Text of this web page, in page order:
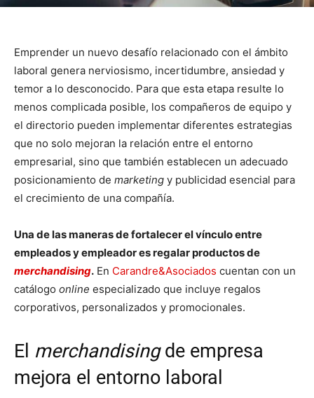
Emprender un nuevo desafío relacionado con el ámbito
laboral genera nerviosismo, incertidumbre, ansiedad y
temor a lo desconocido. Para que esta etapa resulte lo
menos complicada posible, los compañeros de equipo y
el directorio pueden implementar diferentes estrategias
que no solo mejoran la relación entre el entorno
empresarial, sino que también establecen un adecuado
posicionamiento de marketing y publicidad esencial para
el crecimiento de una compañía.
Una de las maneras de fortalecer el vínculo entre
empleados y empleador es regalar productos de
merchandising. En Carandre&Asociados cuentan con un
catálogo online especializado que incluye regalos
corporativos, personalizados y promocionales.
El merchandisingde empresa
mejora el entorno laboral